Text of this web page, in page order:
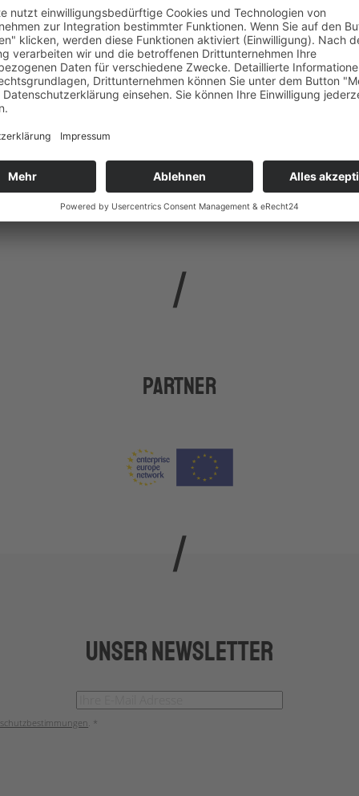
Die Teilnahme ist kostenlos.
und
Florian Dürager
Partner
Unser Newsletter
. *